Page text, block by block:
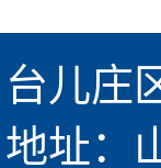
台儿庄
地址：